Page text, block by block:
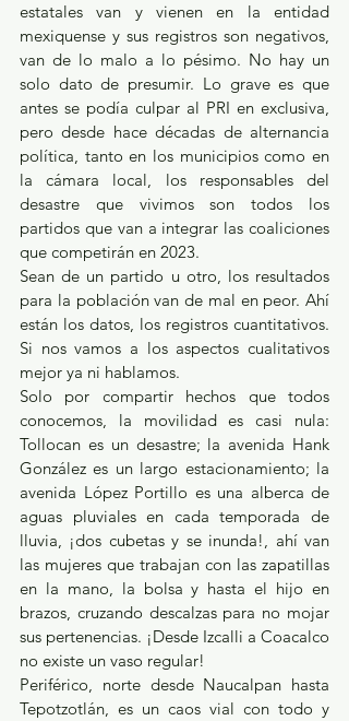
estatales van y vienen en la entidad
mexiquense y sus registros son negativos,
van de lo malo a lo pésimo. No hay un
solo dato de presumir. Lo grave es que
antes se podía culpar al PRI en exclusiva,
pero desde hace décadas de alternancia
política, tanto en los municipios como en
la cámara local, los responsables del
desastre que vivimos son todos los
partidos que van a integrar las coaliciones
que competirán en 2023.
Sean de un partido u otro, los resultados
para la población van de mal en peor. Ahí
están los datos, los registros cuantitativos.
Si nos vamos a los aspectos cualitativos
mejor ya ni hablamos.
Solo por compartir hechos que todos
conocemos, la movilidad es casi nula:
Tollocan es un desastre; la avenida Hank
González es un largo estacionamiento; la
avenida López Portillo es una alberca de
aguas pluviales en cada temporada de
lluvia, ¡dos cubetas y se inunda!, ahí van
las mujeres que trabajan con las zapatillas
en la mano, la bolsa y hasta el hijo en
brazos, cruzando descalzas para no mojar
sus pertenencias. ¡Desde Izcalli a Coacalco
no existe un vaso regular!
Periférico, norte desde Naucalpan hasta
Tepotzotlán, es un caos vial con todo y